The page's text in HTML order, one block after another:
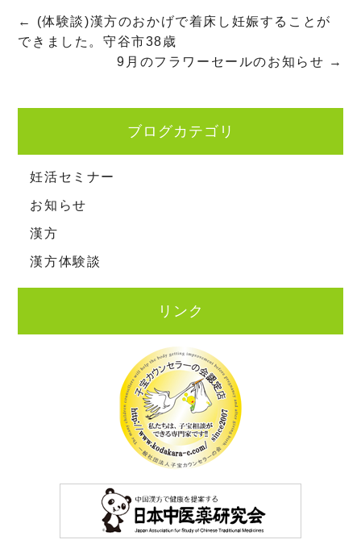
←
(体験談)漢方のおかげで着床し妊娠することが
できました。守谷市38歳
9月のフラワーセールのお知らせ →
ブログカテゴリ
妊活セミナー
お知らせ
漢方
漢方体験談
リンク